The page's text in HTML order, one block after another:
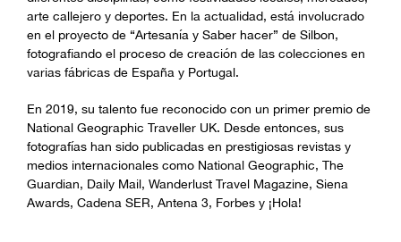
arte callejero y deportes. En la actualidad, está involucrado
en el proyecto de “Artesanía y Saber hacer” de Silbon,
fotografiando el proceso de creación de las colecciones en
varias fábricas de España y Portugal.
En 2019, su talento fue reconocido con un primer premio de
National Geographic Traveller UK. Desde entonces, sus
fotografías han sido publicadas en prestigiosas revistas y
medios internacionales como National Geographic, The
Guardian, Daily Mail, Wanderlust Travel Magazine, Siena
Awards, Cadena SER, Antena 3, Forbes y ¡Hola!